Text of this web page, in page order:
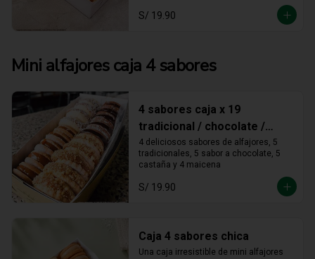
S/ 19.90
Mini alfajores caja 4 sabores
4 sabores caja x 19
tradicional / chocolate /
castaña / maicena
4 deliciosos sabores de alfajores, 5
tradicionales, 5 sabor a chocolate, 5
castaña y 4 maicena
S/ 19.90
Caja 4 sabores chica
Una caja irresistible de mini alfajores